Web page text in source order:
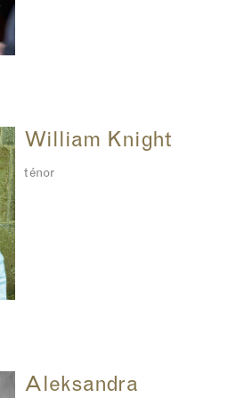
William Knight
ténor
Aleksandra